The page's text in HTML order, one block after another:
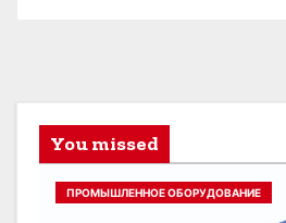
You missed
ПРОМЫШЛЕННОЕ ОБОРУДОВАНИЕ